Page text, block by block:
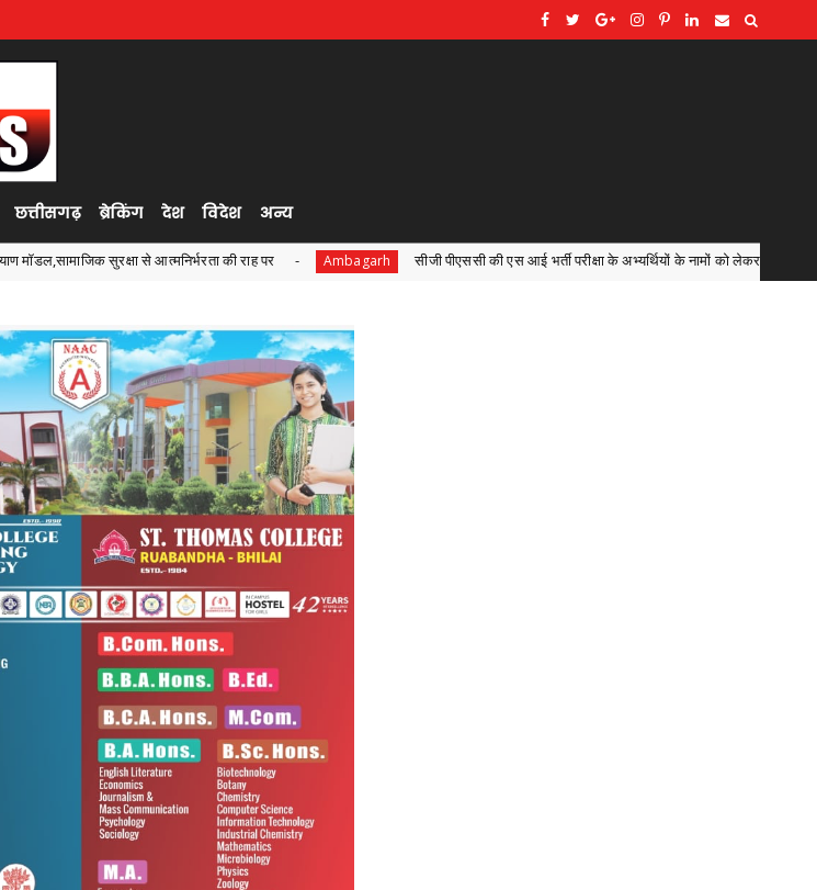
छत्तीसगढ़ ब्रेकिंग देश विदेश अन्य
पर Ambagarh सीजी पीएससी की एस आई भर्ती परीक्षा के अभ्यर्थियों के नामों को लेकर सोशल मीडिया पर अफवाहें,केवल छत्तीसगढ़ लोक सेवा